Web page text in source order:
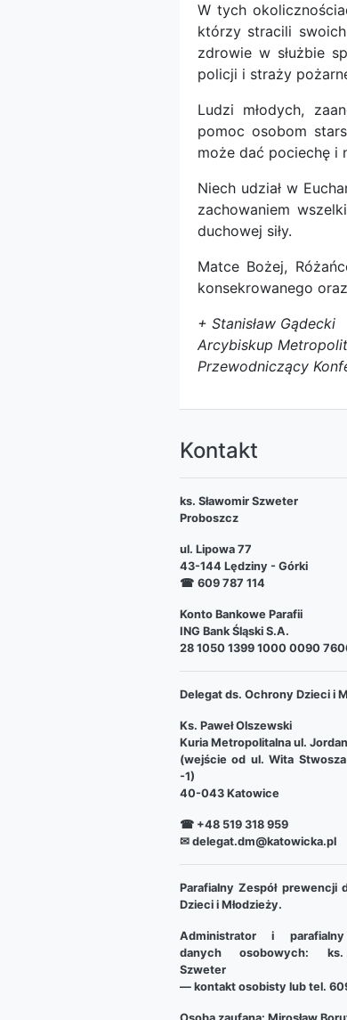
W tych
którzy stracili
zdrowie w służbie
policji i straży
Ludzi młodych,
pomoc osobom
może dać pociechę i
Niech udział w
zachowaniem
duchowej siły.
Matce Bożej,
konsekrowanego
+ Stanisław Gądecki
Arcybiskup
Przewodniczący
Kontakt
ks. Sławomir Szweter
Proboszcz
ul. Lipowa 77
43-144 Lędziny - Górki
☎ 609 787 114
Konto Bankowe Parafii
ING Bank Śląski S.A.
28 1050 1399 1000 0090
Delegat ds. Ochrony Dzieci i
Ks. Paweł Olszewski
Kuria Metropolitalna ul.
(wejście od ul. Wita
-1)
40-043 Katowice
☎ +48 519 318 959
✉ delegat.dm@katowicka.pl
Parafialny Zespół prewencji
Dzieci i Młodzieży.
Administrator i
danych osobowych: ks.
Szweter
— kontakt osobisty lub tel.